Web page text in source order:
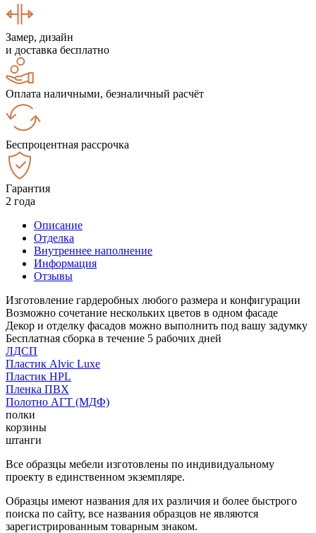
Замер, дизайн
и доставка бесплатно
Оплата наличными, безналичный расчёт
Беспроцентная рассрочка
Гарантия
2 года
Описание
Отделка
Внутреннее наполнение
Информация
Отзывы
Изготовление гардеробных любого размера и конфигурации
Возможно сочетание нескольких цветов в одном фасаде
Декор и отделку фасадов можно выполнить под вашу задумку
Бесплатная сборка в течение 5 рабочих дней
ЛДСП
Пластик Alvic Luxe
Пластик HPL
Пленка ПВХ
Полотно АГТ (МДФ)
полки
корзины
штанги
Все образцы мебели изготовлены по индивидуальному
проекту в единственном экземпляре.
Образцы имеют названия для их различия и более быстрого
поиска по сайту, все названия образцов не являются
зарегистрированным товарным знаком.